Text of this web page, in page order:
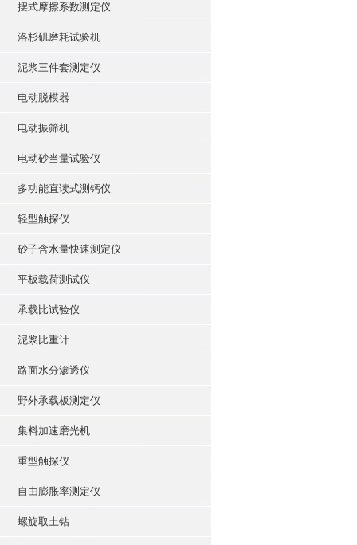
摆式摩擦系数测定仪
洛杉矶磨耗试验机
泥浆三件套测定仪
电动脱模器
电动振筛机
电动砂当量试验仪
多功能直读式测钙仪
轻型触探仪
砂子含水量快速测定仪
平板载荷测试仪
承载比试验仪
泥浆比重计
路面水分渗透仪
野外承载板测定仪
集料加速磨光机
重型触探仪
自由膨胀率测定仪
螺旋取土钻